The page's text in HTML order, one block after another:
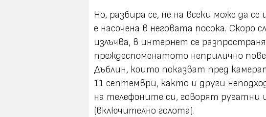
Но, разбира се, не на всеки може да
е насочена в неговата посока. Скоро
излъчва, в интернет се
преждеспоменатото неприлично
Дъблин, които показват пред
11 септември, както и други
на телефоните си, говорят ругатни
(включително голота).